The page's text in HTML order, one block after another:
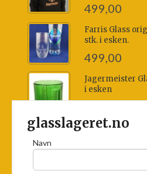
499,00
Farris Glass
stk. i esken.
499,00
Jagermeister
i esken
glasslageret.no
Navn